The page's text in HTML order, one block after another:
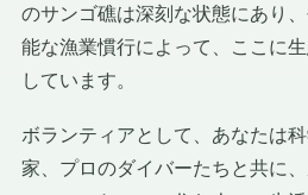
のサンゴ礁は深刻な状態にあり
能な漁業慣行によって、ここに
しています。
ボランティアとして、あなたは
家、プロのダイバーたちと共に